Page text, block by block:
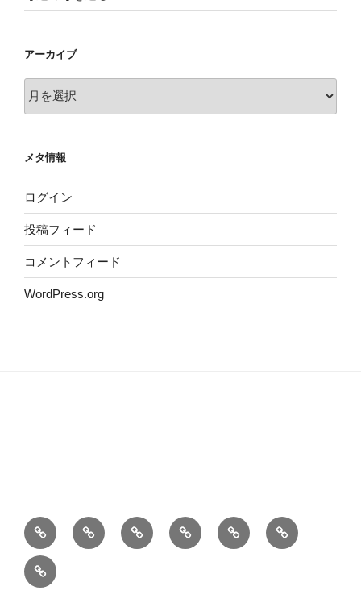
アーカイブ
ー
ブ
メタ情報
ログイン
投稿フィード
コメントフィード
WordPress.org
ホ
ー
ム
自
己
こ
の
Privacy
policy
Contact
information
お
料
旅
行